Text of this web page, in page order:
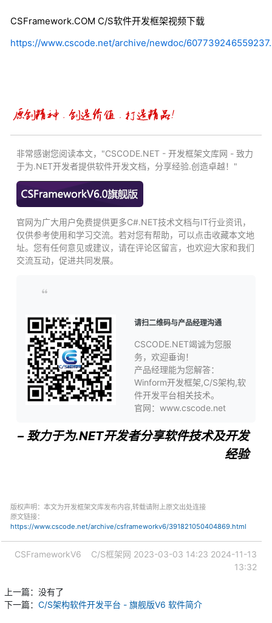
CSFramework.COM C/S软件开发框架视频下载
https://www.cscode.net/archive/newdoc/
非常感谢您阅读本文，"CSCODE.NET - 开发框架文库网 - 致力
于为.NET开发者提供软件开发文档，分享经验.创造卓越！"
官网为广大用户免费提供更多C#.NET技术文档与IT行业资讯，
仅供参考使用和学习交流。若对您有帮助，可以点击收藏本文地
址。您有任何意见或建议，请在评论区留言，也欢迎大家和我们
交流互动，促进共同发展。
请扫二维码与产品经理沟通
CSCODE.NET竭诚为您服
务，欢迎垂询！
产品经理能为您解答：
Winform开发框架,C/S架构,软
件开发平台相关技术。
官网：www.cscode.net
– 致力于为.NET开发者分享软件技术及开发
经验
版权声明：本文为开发框架文库发布内容,转载请附上原文出处连接
原文链接：
https://www.cscode.net/archive/csframeworkv6/391821050404869.html
CSFrameworkV6 C/S框架网 2023-03-03 14:23 2024-11-13
13:32
上一篇：没有了
下一篇： C/S架构软件开发平台 - 旗舰版V6 软件简介